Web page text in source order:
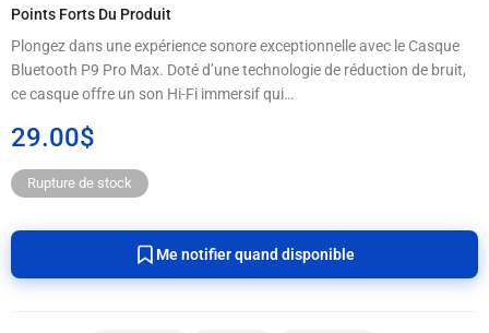
basé sur
notations
Points Forts Du Produit
Plongez dans une expérience sonore exceptionnelle avec le Casque
Bluetooth P9 Pro Max. Doté d’une technologie de réduction de bruit,
ce casque offre un son Hi-Fi immersif qui…
29.00$
Rupture de stock
Me notifier quand disponible